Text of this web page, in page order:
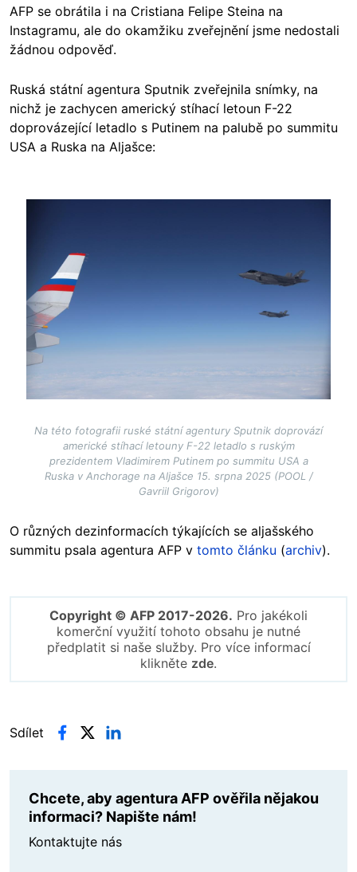
AFP se obrátila i na Cristiana Felipe Steina na
Instagramu, ale do okamžiku zveřejnění jsme nedostali
žádnou odpověď.
Ruská státní agentura Sputnik zveřejnila snímky, na
nichž je zachycen americký stíhací letoun F-22
doprovázející letadlo s Putinem na palubě po summitu
USA a Ruska na Aljašce:
Na této fotografii ruské státní agentury Sputnik doprovází
americké stíhací letouny F-22 letadlo s ruským
prezidentem Vladimirem Putinem po summitu USA a
Ruska v Anchorage na Aljašce 15. srpna 2025 (POOL /
Gavriil Grigorov)
O různých dezinformacích týkajících se aljašského
summitu psala agentura AFP v tomto článku (archiv).
Copyright © AFP 2017-2026. Pro jakékoli
komerční využití tohoto obsahu je nutné
předplatit si naše služby. Pro více informací
klikněte zde.
Sdílet
Chcete, aby agentura AFP ověřila nějakou
informaci? Napište nám!
Kontaktujte nás